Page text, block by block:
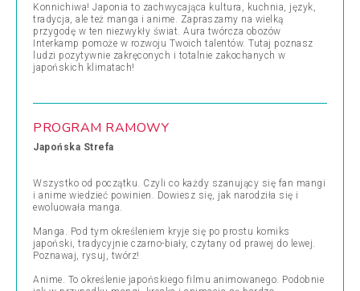
Konnichiwa! Japonia to zachwycająca kultura, kuchnia, język,
tradycja, ale też manga i anime. Zapraszamy na wielką
przygodę w ten niezwykły świat. Aura twórcza obozów
Interkamp pomoże w rozwoju Twoich talentów. Tutaj poznasz
ludzi pozytywnie zakręconych i totalnie zakochanych w
japońskich klimatach!
PROGRAM RAMOWY
Japońska Strefa
Wszystko od początku. Czyli co każdy szanujący się fan mangi
i anime wiedzieć powinien. Dowiesz się, jak narodziła się i
ewoluowała manga.
Manga. Pod tym określeniem kryje się po prostu komiks
japoński, tradycyjnie czarno-biały, czytany od prawej do lewej.
Poznawaj, rysuj, twórz!
Anime. To określenie japońskiego filmu animowanego. Podobnie